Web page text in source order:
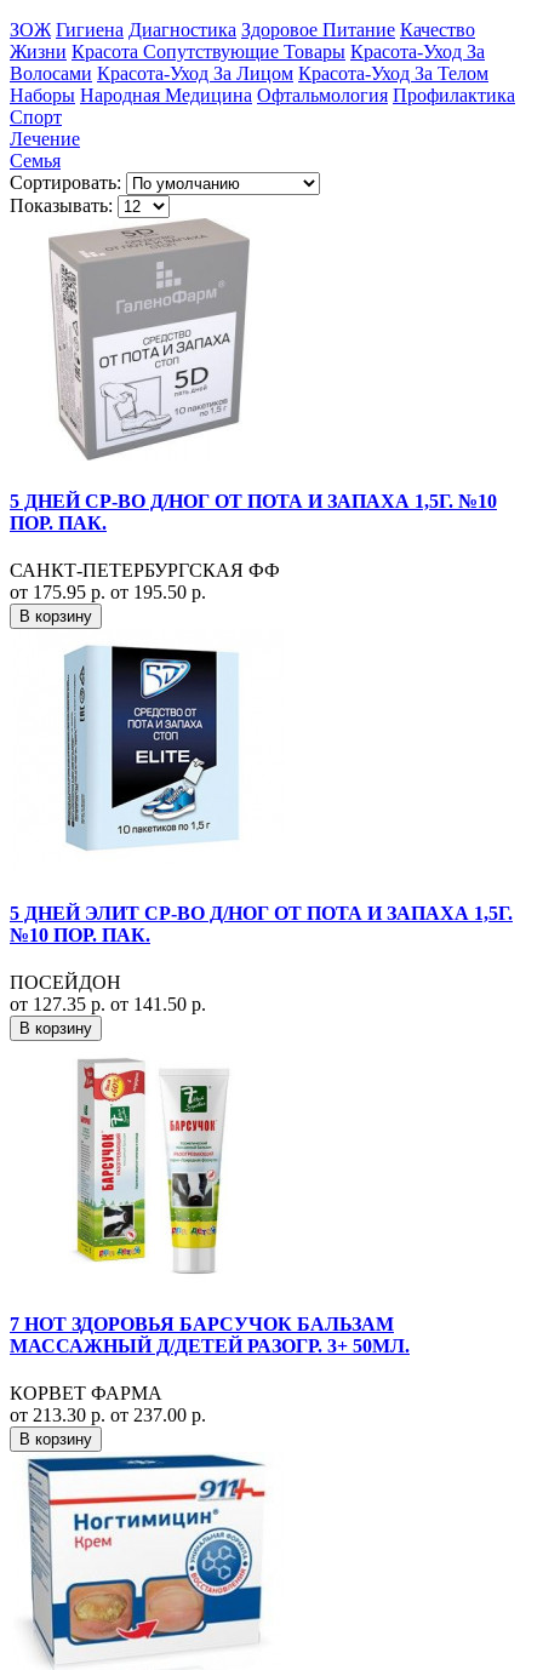
ЗОЖ Гигиена Диагностика Здоровое Питание Качество
Жизни Красота Сопутствующие Товары Красота-Уход За
Волосами Красота-Уход За Лицом Красота-Уход За Телом
Наборы Народная Медицина Офтальмология Профилактика
Спорт
Лечение
Семья
Сортировать:
Показывать:
5 ДНЕЙ СР-ВО Д/НОГ ОТ ПОТА И ЗАПАХА 1,5Г. №10
ПОР. ПАК.
САНКТ-ПЕТЕРБУРГСКАЯ ФФ
от 175.95 р. от 195.50 р.
В корзину
5 ДНЕЙ ЭЛИТ СР-ВО Д/НОГ ОТ ПОТА И ЗАПАХА 1,5Г.
№10 ПОР. ПАК.
ПОСЕЙДОН
от 127.35 р. от 141.50 р.
В корзину
7 НОТ ЗДОРОВЬЯ БАРСУЧОК БАЛЬЗАМ
МАССАЖНЫЙ Д/ДЕТЕЙ РАЗОГР. 3+ 50МЛ.
КОРВЕТ ФАРМА
от 213.30 р. от 237.00 р.
В корзину